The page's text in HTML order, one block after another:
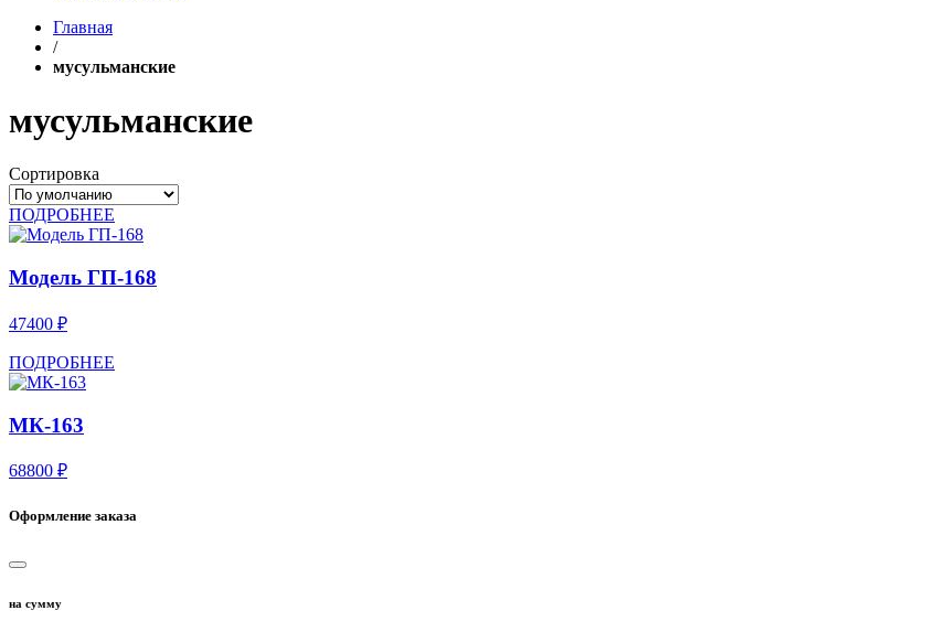
Главная
/
мусульманские
мусульманские
Сортировка
ПОДРОБНЕЕ
Модель ГП-168
47400 ₽
ПОДРОБНЕЕ
МК-163
68800 ₽
Оформление заказа
на сумму